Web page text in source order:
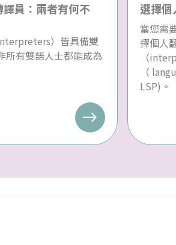
員：兩者有何不
）皆具備雙
所有雙語人士都能成為
選擇個
當您需
擇個人
（
（
LSP)。